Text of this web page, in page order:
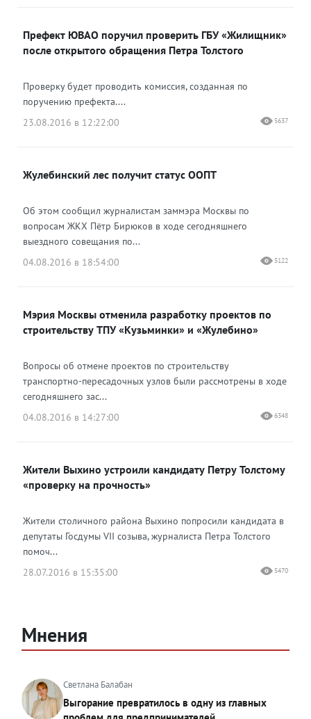
Префект ЮВАО поручил проверить ГБУ «Жилищник»
после открытого обращения Петра Толстого
Проверку будет проводить комиссия, созданная по
поручению префекта....
23.08.2016 в 12:22:00
5637
Жулебинский лес получит статус ООПТ
Об этом сообщил журналистам заммэра Москвы по
вопросам ЖКХ Пётр Бирюков в ходе сегодняшнего
выездного совещания по...
04.08.2016 в 18:54:00
5122
Мэрия Москвы отменила разработку проектов по
строительству ТПУ «Кузьминки» и «Жулебино»
Вопросы об отмене проектов по строительству
транспортно-пересадочных узлов были рассмотрены в ходе
сегодняшнего зас...
04.08.2016 в 14:27:00
6348
Жители Выхино устроили кандидату Петру Толстому
«проверку на прочность»
Жители столичного района Выхино попросили кандидата в
депутаты Госдумы VII созыва, журналиста Петра Толстого
помоч...
28.07.2016 в 15:35:00
5470
Мнения
Светлана Балабан
Выгорание превратилось в одну из главных